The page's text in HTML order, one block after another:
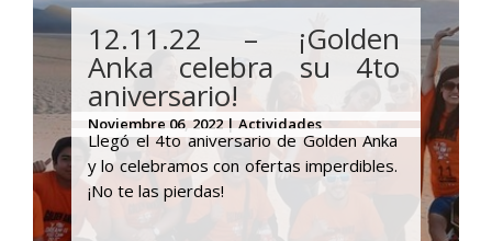
12.11.22 – ¡Golden
Anka celebra su 4to
aniversario!
Noviembre 06, 2022 | Actividades
Llegó el 4to aniversario de Golden Anka
y lo celebramos con ofertas imperdibles.
¡No te las pierdas!